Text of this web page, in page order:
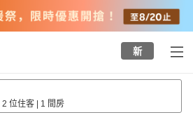
新
2 位住客 | 1 間房